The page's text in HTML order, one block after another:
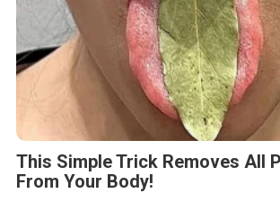
This Simple Trick Removes All
From Your Body!